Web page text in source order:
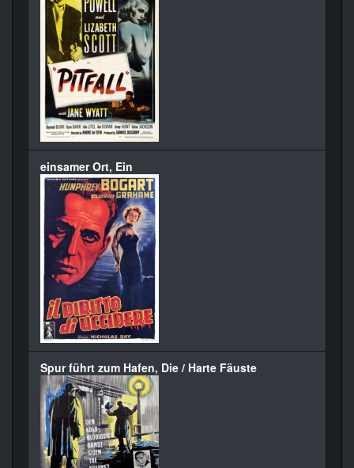
einsamer Ort, Ein
Spur führt zum Hafen, Die / Harte Fäuste